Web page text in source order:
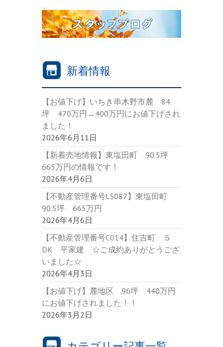
新着情報
【お値下げ】いちき串木野市麓 84
坪 470万円→400万円にお値下げされ
ました！
2026年6月11日
【新着売地情報】東塩田町 90.5坪
665万円の情報です！
2026年4月6日
【不動産管理番号LS087】東塩田町
90.5坪 665万円
2026年4月6日
【不動産管理番号C014】住吉町 ５
DK 平家建 ☆ご成約ありがとうござ
いました☆
2026年4月3日
【お値下げ】麓地区 96坪 440万円
にお値下げされました！！
2026年3月2日